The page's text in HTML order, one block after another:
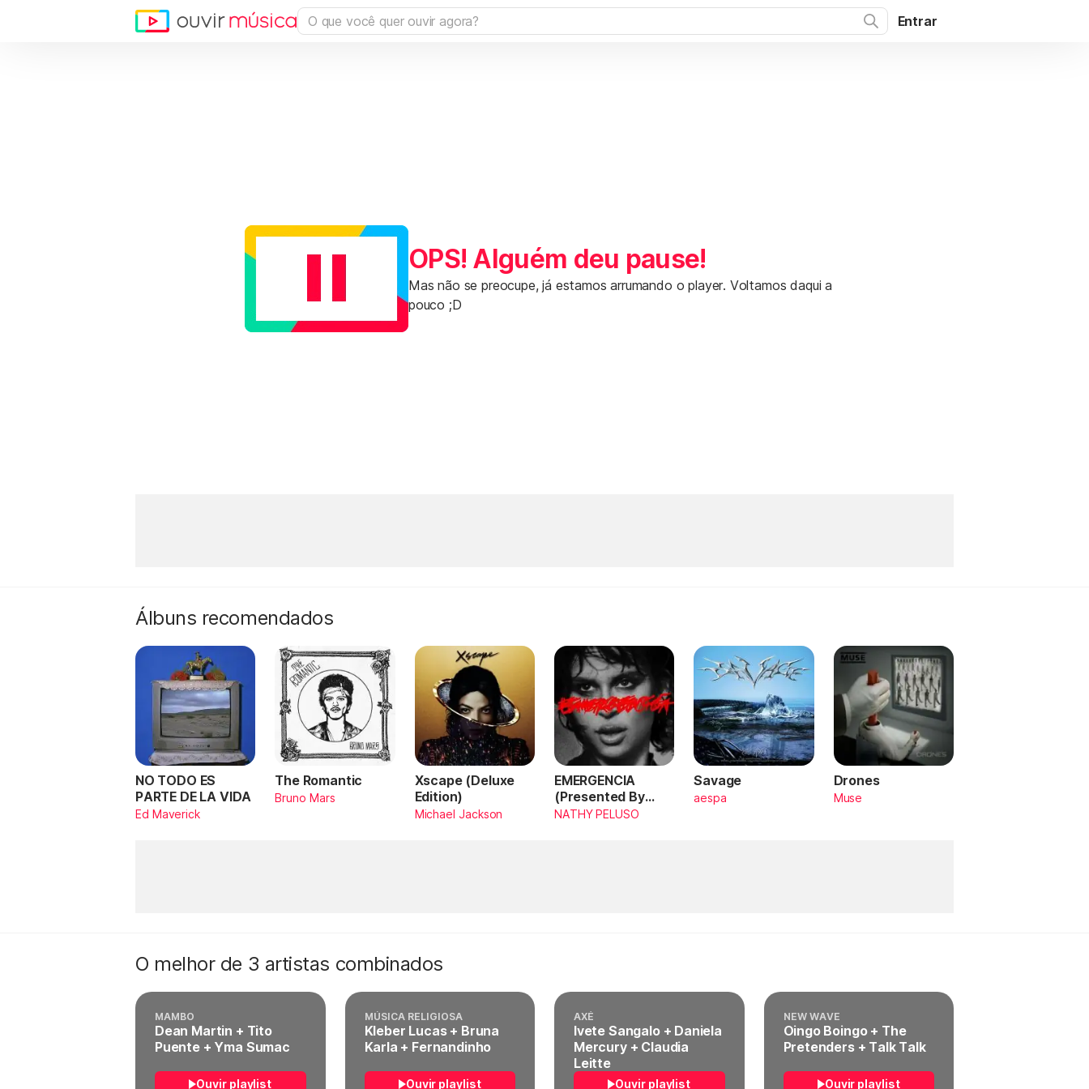
Entrar
OPS! Alguém deu pause!
Mas não se preocupe, já estamos arrumando o player. Voltamos daqui a
pouco ;D
Álbuns recomendados
NO TODO ES
PARTE DE LA VIDA
Ed Maverick
The Romantic
Bruno Mars
Xscape (Deluxe
Edition)
Michael Jackson
EMERGENCIA
(Presented By
PlayStation,
NATHY PELUSO
Savage
aespa
Drones
Muse
O melhor de 3 artistas combinados
MAMBO
Dean Martin + Tito
Puente + Yma Sumac
Ouvir playlist
MÚSICA RELIGIOSA
Kleber Lucas + Bruna
Karla + Fernandinho
Ouvir playlist
AXÉ
Ivete Sangalo + Daniela
Mercury + Claudia
Leitte
Ouvir playlist
NEW WAVE
Oingo Boingo + The
Pretenders + Talk Talk
Ouvir playlist